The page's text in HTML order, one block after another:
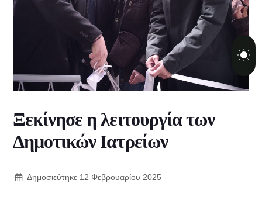
Ξεκίνησε η λειτουργία των
Δημοτικών Ιατρείων
Δημοσιεύτηκε12 Φεβρουαρίου 2025